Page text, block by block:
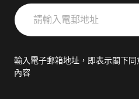
請
輸
郵
輸入電子郵箱地址，即表示閣下同
內容